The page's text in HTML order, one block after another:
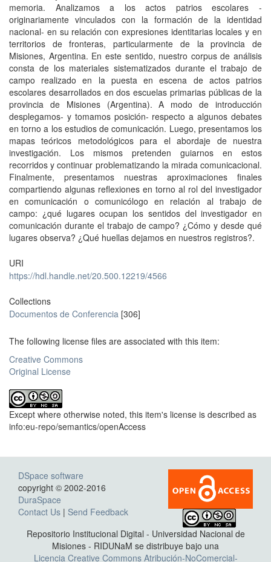
memoria. Analizamos a los actos patrios escolares -
originariamente vinculados con la formación de la identidad
nacional- en su relación con expresiones identitarias locales y en
territorios de fronteras, particularmente de la provincia de
Misiones, Argentina. En este sentido, nuestro corpus de análisis
consta de los materiales sistematizados durante el trabajo de
campo realizado en la puesta en escena de actos patrios
escolares desarrollados en dos escuelas primarias públicas de la
provincia de Misiones (Argentina). A modo de introducción
desplegamos- y tomamos posición- respecto a algunos debates
en torno a los estudios de comunicación. Luego, presentamos los
mapas teóricos metodológicos para el abordaje de nuestra
investigación. Los mismos pretenden guiarnos en estos
recorridos y continuar problematizando la mirada comunicacional.
Finalmente, presentamos nuestras aproximaciones finales
compartiendo algunas reflexiones en torno al rol del investigador
en comunicación o comunicólogo en relación al trabajo de
campo: ¿qué lugares ocupan los sentidos del investigador en
comunicación durante el trabajo de campo? ¿Cómo y desde qué
lugares observa? ¿Qué huellas dejamos en nuestros registros?.
URI
https://hdl.handle.net/20.500.12219/4566
Collections
Documentos de Conferencia [306]
The following license files are associated with this item:
Creative Commons
Original License
Except where otherwise noted, this item's license is described as
info:eu-repo/semantics/openAccess
DSpace software
copyright © 2002-2016
DuraSpace
Contact Us | Send Feedback
Repositorio Institucional Digital - Universidad Nacional de
Misiones - RIDUNaM se distribuye bajo una
Licencia Creative Commons Atribución-NoComercial-